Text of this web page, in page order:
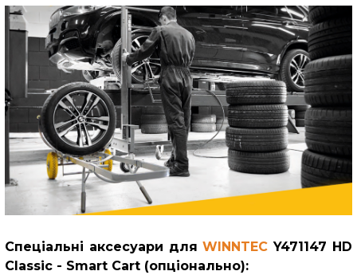
Спеціальні аксесуари дляWINNTEC Y471147 HD
Classic - Smart Cart (опціонально):